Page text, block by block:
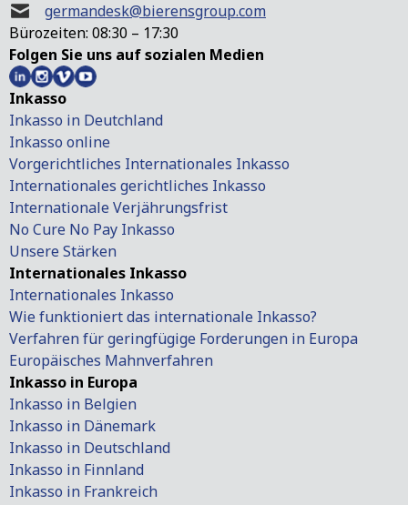
germandesk@bierensgroup.com
Bürozeiten: 08:30 – 17:30
Folgen Sie uns auf sozialen Medien
Inkasso
Inkasso in Deutchland
Inkasso online
Vorgerichtliches Internationales Inkasso
Internationales gerichtliches Inkasso
Internationale Verjährungsfrist
No Cure No Pay Inkasso
Unsere Stärken
Internationales Inkasso
Internationales Inkasso
Wie funktioniert das internationale Inkasso?
Verfahren für geringfügige Forderungen in Europa
Europäisches Mahnverfahren
Inkasso in Europa
Inkasso in Belgien
Inkasso in Dänemark
Inkasso in Deutschland
Inkasso in Finnland
Inkasso in Frankreich